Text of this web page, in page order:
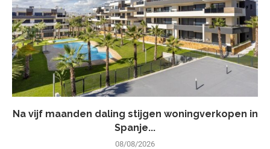
Na vijf maanden daling stijgen woningverkopen in
Spanje...
08/08/2026